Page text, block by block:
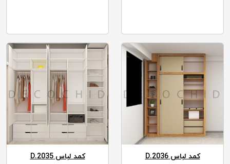
کمد لباس D.2036
کمد لباس D.2035